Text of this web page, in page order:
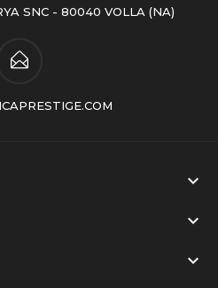
SNC - 80040 VOLLA (NA)


